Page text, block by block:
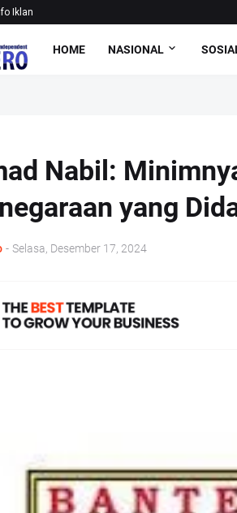
Iklan
HOME NASIONAL
Nabil:
yang
- Selasa, Desember 17, 2024